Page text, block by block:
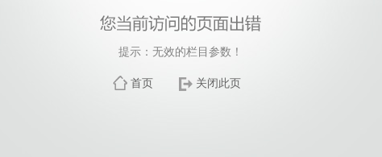
提示：无效的栏目参数！
首页 关闭此页